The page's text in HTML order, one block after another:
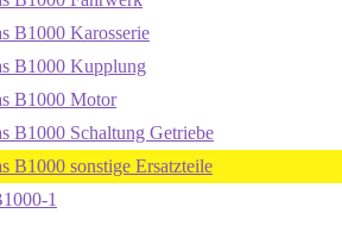
B1000 Karosserie
B1000 Kupplung
B1000 Motor
B1000 Schaltung Getriebe
B1000 sonstige Ersatzteile
1